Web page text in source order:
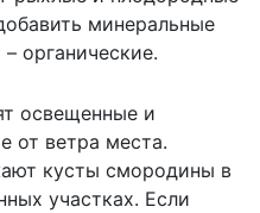
минеральные
органические.
освещенные и
от ветра места.
кусты смородины в
участках. Если